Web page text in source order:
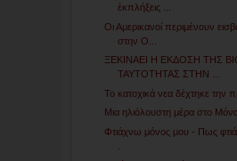
ἐκπλήξεις ...
Οι Αμερικανοί περιμένουν
στην Ο...
ΞΕΚΙΝΑΕΙ Η ΕΚΔΟΣΗ ΤΗΣ
ΤΑΥΤΟΤΗΤΑΣ ΣΤΗΝ ...
Το κατοχικά νεα δέχτηκε την
Μια ηλιόλουστη μέρα στο
Φτιάχνω μόνος μου - Πως